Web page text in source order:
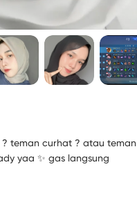
teman curhat ? atau teman
yaa ✨ gas langsung